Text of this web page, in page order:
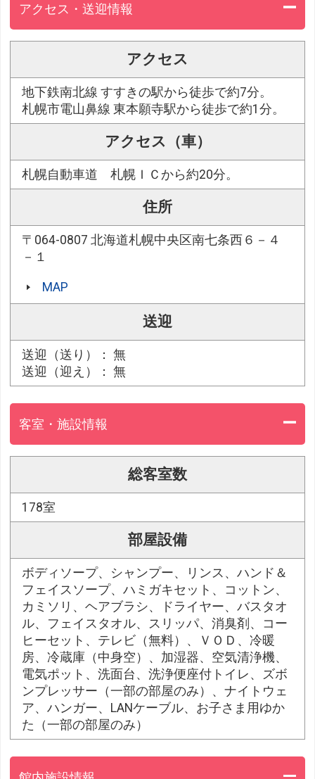
アクセス・送迎情報
アクセス
地下鉄南北線 すすきの駅から徒歩で約7分。
札幌市電山鼻線 東本願寺駅から徒歩で約1分。
アクセス（車）
札幌自動車道 札幌ＩＣから約20分。
住所
〒064-0807 北海道札幌中央区南七条西６－４
－１
MAP
送迎
送迎（送り）： 無
送迎（迎え）： 無
客室・施設情報
総客室数
178室
部屋設備
ボディソープ、シャンプー、リンス、ハンド＆
フェイスソープ、ハミガキセット、コットン、
カミソリ、ヘアブラシ、ドライヤー、バスタオ
ル、フェイスタオル、スリッパ、消臭剤、コー
ヒーセット、テレビ（無料）、ＶＯＤ、冷暖
房、冷蔵庫（中身空）、加湿器、空気清浄機、
電気ポット、洗面台、洗浄便座付トイレ、ズボ
ンプレッサー（一部の部屋のみ）、ナイトウェ
ア、ハンガー、LANケーブル、お子さま用ゆか
た（一部の部屋のみ）